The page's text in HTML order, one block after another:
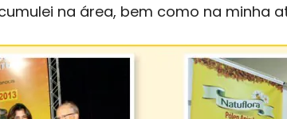
na área, bem como na minha